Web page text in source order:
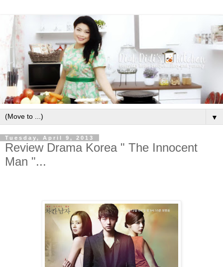
▼
Tuesday, April 9, 2013
Review Drama Korea " The Innocent
Man "...